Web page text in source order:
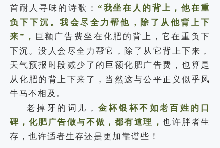
首耐人寻味的诗歌： “我坐在人的背上，他在重
负下下沉。我会尽全力帮他，除了从他背上下
来”， 巨额广告费坐在化肥的背上，它在重负下
下沉。没人会尽全力帮它，除了从它背上下来，
天气预报时段减少了的巨额化肥广告费，也算是
从化肥的背上下来了，当然这与公平正义似乎风
牛马不相及。
老掉牙的词儿，金杯银杯不如老百姓的口
碑，化肥广告做与不做，都有道理，也许胖者生
存，也许适者生存还是更加靠谱些！